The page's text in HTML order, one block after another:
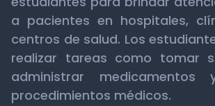
a pacientes en hospitales,
centros de salud. Los
realizar tareas como tomar
administrar
procedimientos médicos.